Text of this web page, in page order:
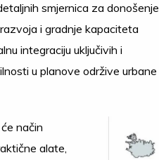
smjernica za donošenje
i gradnje kapaciteta
integraciju uključivih i
u planove održive urbane
način
alate,